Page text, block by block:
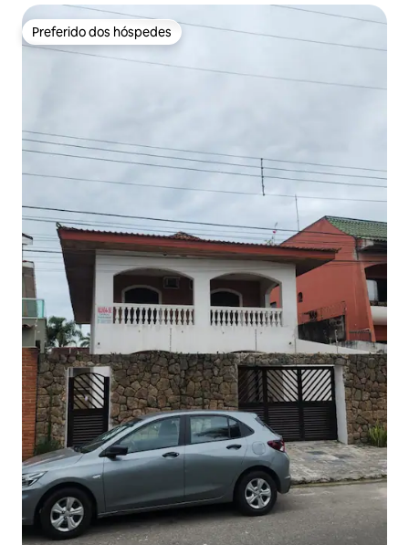
Preferido dos hóspedes
Preferido dos hóspedes